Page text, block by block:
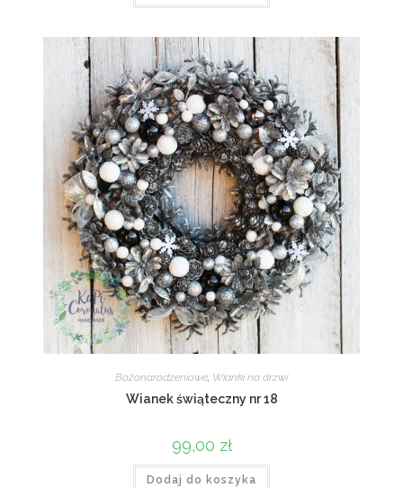
Bożonarodzeniowe, Wianki na drzwi
Wianek świąteczny nr 18
99,00 zł
Dodaj do koszyka